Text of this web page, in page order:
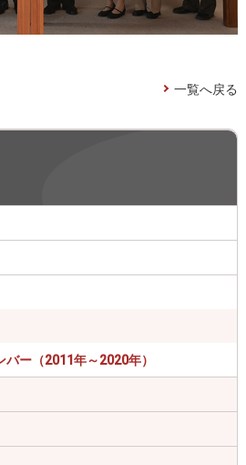
一覧へ戻る
バー（2011年～2020年）